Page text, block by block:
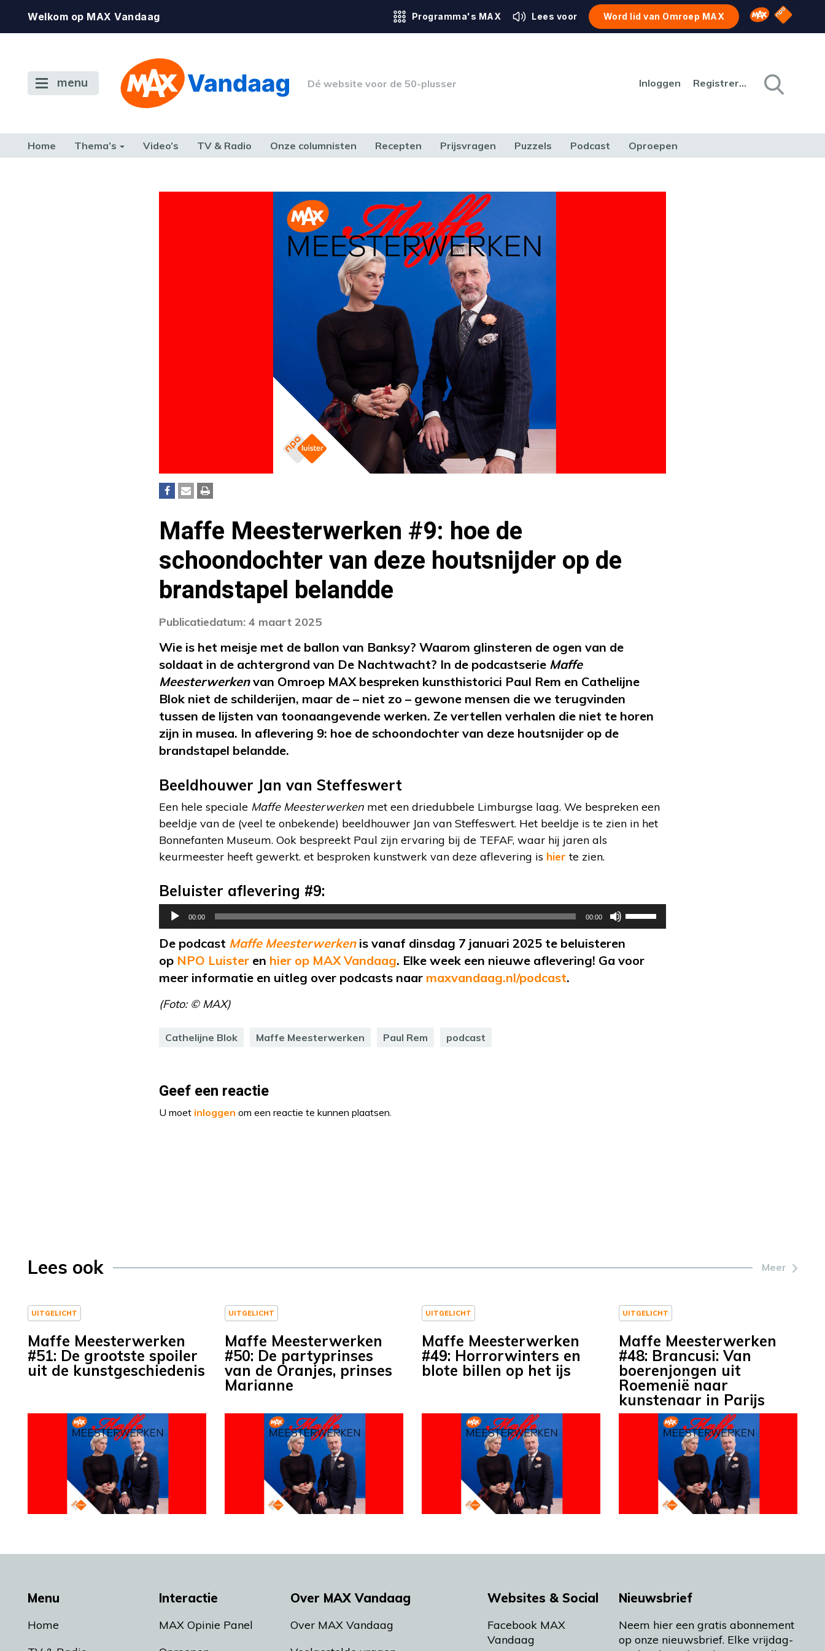
Welkom op MAX Vandaag Programma's MAX Lees voor Word lid van Omroep MAX Omroep MAX
NPO
menu Dé website voor de 50-plusser Inloggen Registreren
Home Thema’s Video’s TV & Radio Onze columnisten Recepten Prijsvragen Puzzels Podcast Oproepen
Maffe Meesterwerken #9: hoe de
schoondochter van deze houtsnijder op de
brandstapel belandde
Publicatiedatum: 4 maart 2025
Wie is het meisje met de ballon van Banksy? Waarom glinsteren de ogen van de
soldaat in de achtergrond van De Nachtwacht? In de podcastserie Maffe
Meesterwerkenvan Omroep MAX bespreken kunsthistorici Paul Rem en Cathelijne
Blok niet de schilderijen, maar de – niet zo – gewone mensen die we terugvinden
tussen de lijsten van toonaangevende werken. Ze vertellen verhalen die niet te horen
zijn in musea. In aflevering 9: hoe de schoondochter van deze houtsnijder op de
brandstapel belandde.
Beeldhouwer Jan van Steffeswert
Een hele speciale Maffe Meesterwerken met een driedubbele Limburgse laag. We bespreken een
beeldje van de (veel te onbekende) beeldhouwer Jan van Steffeswert. Het beeldje is te zien in het
Bonnefanten Museum. Ook bespreekt Paul zijn ervaring bij de TEFAF, waar hij jaren als
keurmeester heeft gewerkt. et besproken kunstwerk van deze aflevering is hier te zien.
Beluister aflevering #9:
Audiospeler
00:00 00:00
Gebruik
Omhoog/Omlaag
om
De podcast Maffe Meesterwerkenis vanaf dinsdag 7 januari 2025 te beluisteren
op NPO Luister en hier op MAX Vandaag. Elke week een nieuwe aflevering! Ga voor
meer informatie en uitleg over podcasts naar maxvandaag.nl/podcast.
(Foto: © MAX)
Cathelijne Blok Maffe Meesterwerken Paul Rem podcast
Geef een reactie
U moet inloggen om een reactie te kunnen plaatsen.
Lees ook Meer
UITGELICHT
Maffe Meesterwerken
#51: De grootste spoiler
uit de kunstgeschiedenis
UITGELICHT
Maffe Meesterwerken
#50: De partyprinses
van de Oranjes, prinses
Marianne
UITGELICHT
Maffe Meesterwerken
#49: Horrorwinters en
blote billen op het ijs
UITGELICHT
Maffe Meesterwerken
#48: Brancusi: Van
boerenjongen uit
Roemenië naar
kunstenaar in Parijs
Menu
Home
Interactie
MAX Opinie Panel
Over MAX Vandaag
Over MAX Vandaag
Websites & Social
Facebook MAX
Vandaag
Nieuwsbrief
Neem hier een gratis abonnement
op onze nieuwsbrief. Elke vrijdag-